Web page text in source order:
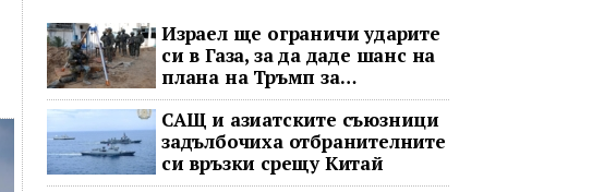
Израел ще ограничи ударите
си в Газа, за да даде шанс на
плана на Тръмп за
разоръжаване на „Хамас“
САЩ и азиатските съюзници
задълбочиха отбранителните
си връзки срещу Китай